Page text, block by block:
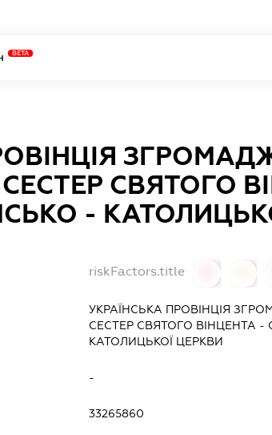
BETA
СВЯТОГО
-
riskFactors.title
УКРАЇНСЬКА ПРОВІНЦІЯ
СЕСТЕР СВЯТОГО ВІНЦЕНТА
КАТОЛИЦЬКОЇ ЦЕРКВИ
-
33265860